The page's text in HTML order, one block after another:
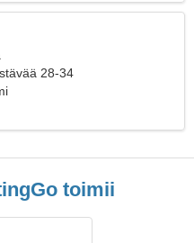
28-34
toimii